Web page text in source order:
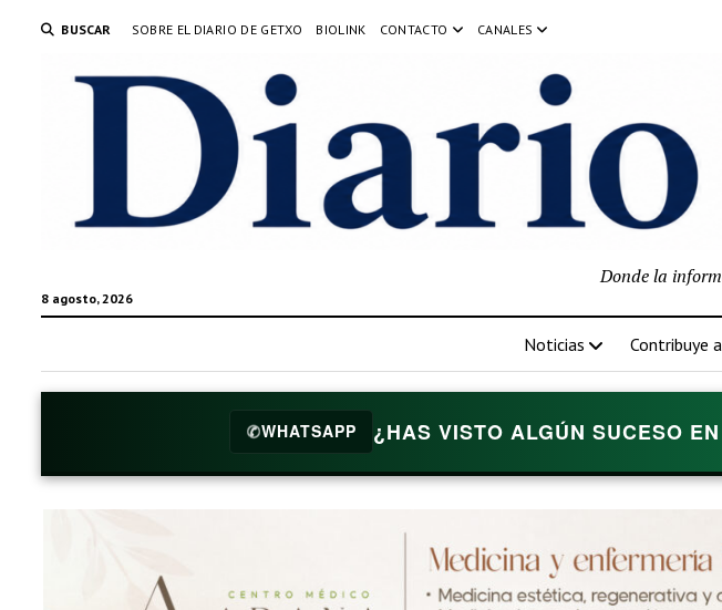
BUSCAR SOBRE EL DIARIO DE GETXO BIOLINK CONTACTO CANALES
8 agosto, 2026
Donde la
Noticias Contribuye
✆WHATSAPP ¿HAS VISTO ALGÚN SUCESO